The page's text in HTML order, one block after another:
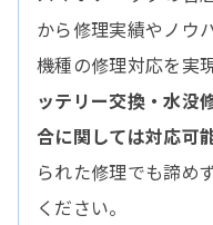
から修理実績やノウ
機種の修理対応を実
ッテリー交換・水没
合に関しては対応可
られた修理でも諦め
ください。